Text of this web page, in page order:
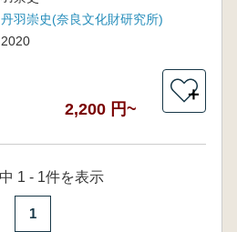
丹羽崇史(奈良文化財研究所)
2020
2,200 円~
＋
1 - 1件を表示
1